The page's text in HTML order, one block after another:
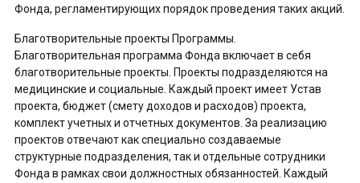
Фонда, регламентирующих порядок проведения таких акций.
Благотворительные проекты Программы.
Благотворительная программа Фонда включает в себя
благотворительные проекты. Проекты подразделяются на
медицинские и социальные. Каждый проект имеет Устав
проекта, бюджет (смету доходов и расходов) проекта,
комплект учетных и отчетных документов. За реализацию
проектов отвечают как специально создаваемые
структурные подразделения, так и отдельные сотрудники
Фонда в рамках свои должностных обязанностей. Каждый